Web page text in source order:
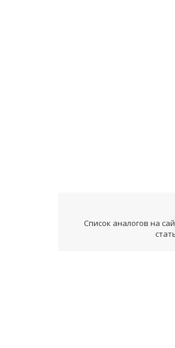
Список аналогов на